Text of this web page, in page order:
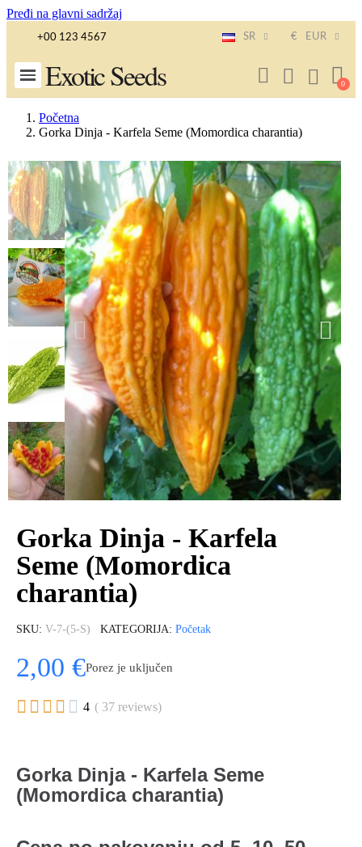
Pređi na glavni sadržaj
+00 123 4567 SR € EUR
Exotic Seeds
Početna
Gorka Dinja - Karfela Seme (Momordica charantia)
Gorka Dinja - Karfela
Seme (Momordica
charantia)
SKU V-7-(5-S) KATEGORIJA Početak
2,00 €Porez je uključen
     4 ( 37 reviews)
Gorka Dinja - Karfela Seme
(Momordica charantia)